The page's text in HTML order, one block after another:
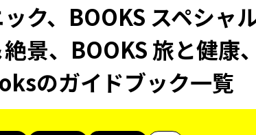
ク、BOOKS スペシャ
景、BOOKS 旅と健康
のガイドブック一覧